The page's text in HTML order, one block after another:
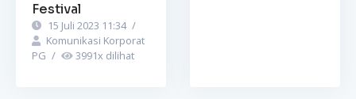
Festival
15 Juli 2023 11:34 /
Komunikasi Korporat
PG / 3991x dilihat